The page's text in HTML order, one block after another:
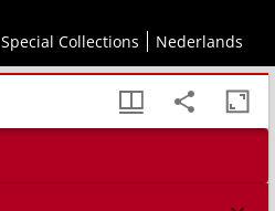
Special Collections Nederlands